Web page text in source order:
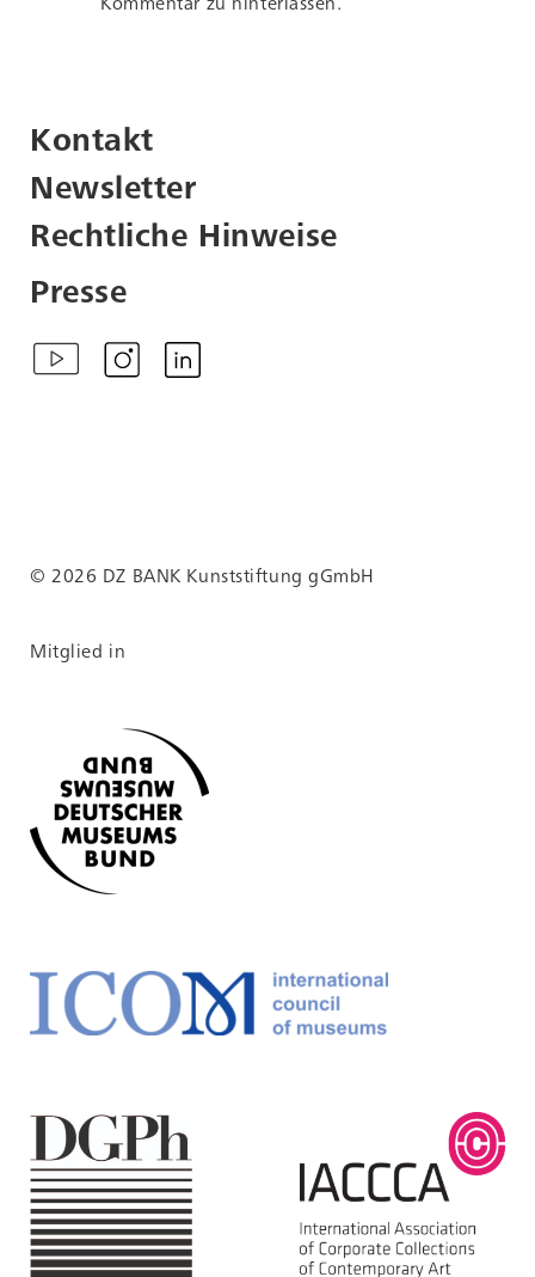
Kommentar zu hinterlassen.
Kontakt
Newsletter
Rechtliche Hinweise
Presse
© 2026 DZ BANK Kunststiftung gGmbH
Mitglied in